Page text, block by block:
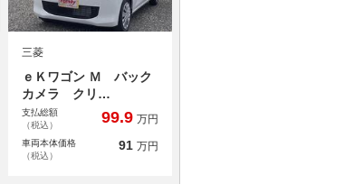
三菱
ｅＫワゴン Ｍ バック
カメラ クリ…
支払総額
（税込）
99.9 万円
車両本体価格
（税込）
91 万円